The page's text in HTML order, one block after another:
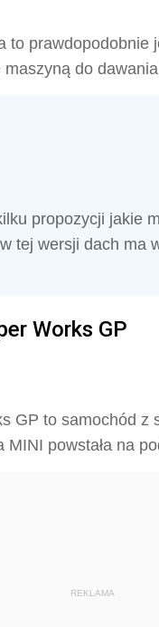
to
maszyną do
propozycji jakie
tej wersji dach ma
Works GP
GP to samochód z
powstała na
REKLAMA